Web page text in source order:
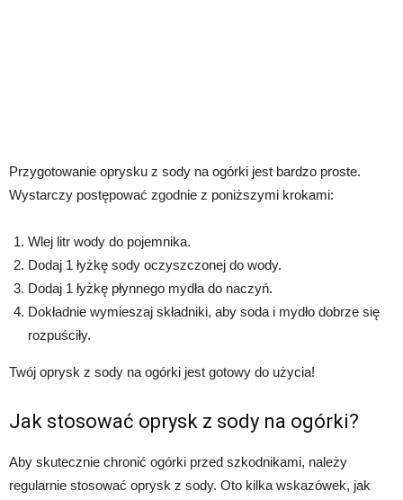
Przygotowanie oprysku z sody na ogórki jest bardzo proste.
Wystarczy postępować zgodnie z poniższymi krokami:
Wlej litr wody do pojemnika.
Dodaj 1 łyżkę sody oczyszczonej do wody.
Dodaj 1 łyżkę płynnego mydła do naczyń.
Dokładnie wymieszaj składniki, aby soda i mydło dobrze się
rozpuściły.
Twój oprysk z sody na ogórki jest gotowy do użycia!
Jak stosować oprysk z sody na ogórki?
Aby skutecznie chronić ogórki przed szkodnikami, należy
regularnie stosować oprysk z sody. Oto kilka wskazówek, jak